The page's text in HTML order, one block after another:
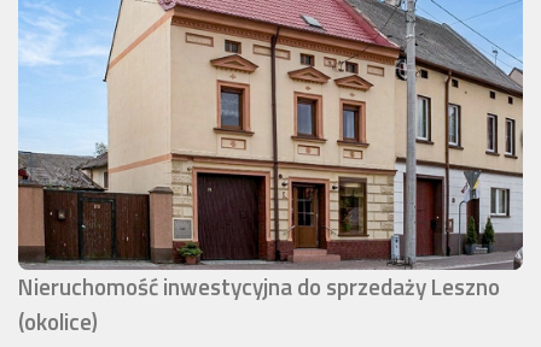
Nieruchomość inwestycyjna do sprzedaży Leszno
(okolice)